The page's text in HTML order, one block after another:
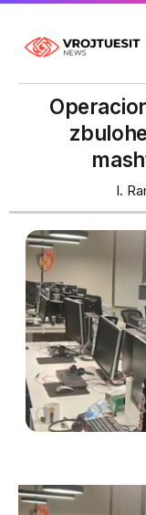
I.